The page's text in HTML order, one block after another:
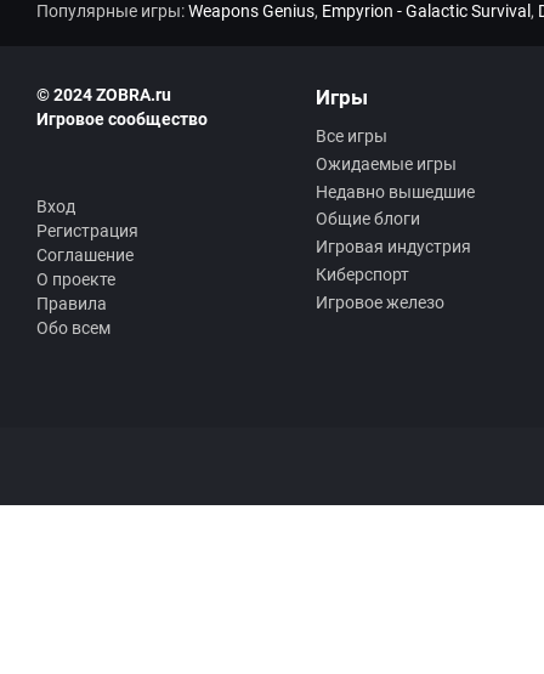
Популярные игры:Weapons Genius, Empyrion - Galactic Survival ,
© 2024 ZOBRA.ru
Игровое сообщество
Вход
Регистрация
Соглашение
О проекте
Правила
Обо всем
Игры
Все игры
Ожидаемые игры
Недавно вышедшие
Общие блоги
Игровая индустрия
Киберспорт
Игровое железо